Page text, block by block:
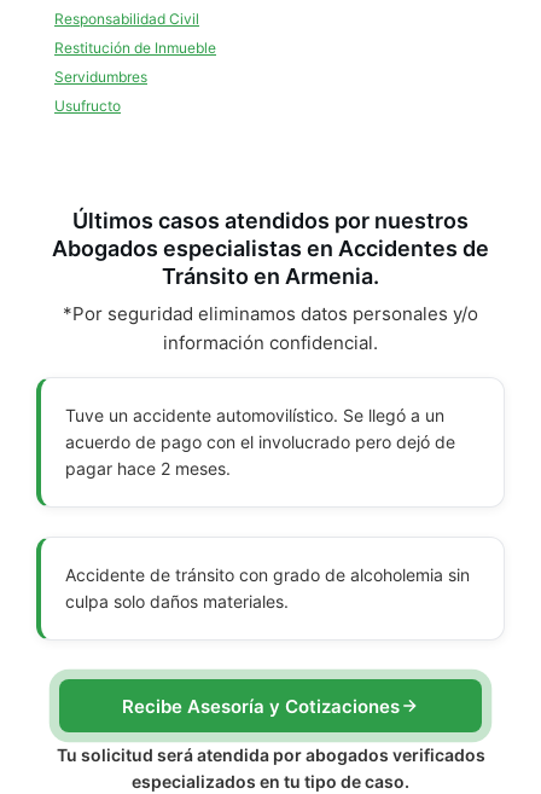
Responsabilidad Civil
Restitución de Inmueble
Servidumbres
Usufructo
Últimos casos atendidos por nuestros
Abogados especialistas en Accidentes de
Tránsito en Armenia.
*Por seguridad eliminamos datos personales y/o
información confidencial.
Tuve un accidente automovilístico. Se llegó a un
acuerdo de pago con el involucrado pero dejó de
pagar hace 2 meses.
Accidente de tránsito con grado de alcoholemia sin
culpa solo daños materiales.
Recibe Asesoría y Cotizaciones
Tu solicitud será atendida por abogados verificados
especializados en tu tipo de caso.